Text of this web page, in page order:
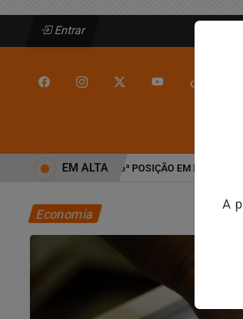
Entrar
E CAI PARA A 6ª POSIÇÃO EM NOVO ANUÁRIO
EM ALTA
Economia
A